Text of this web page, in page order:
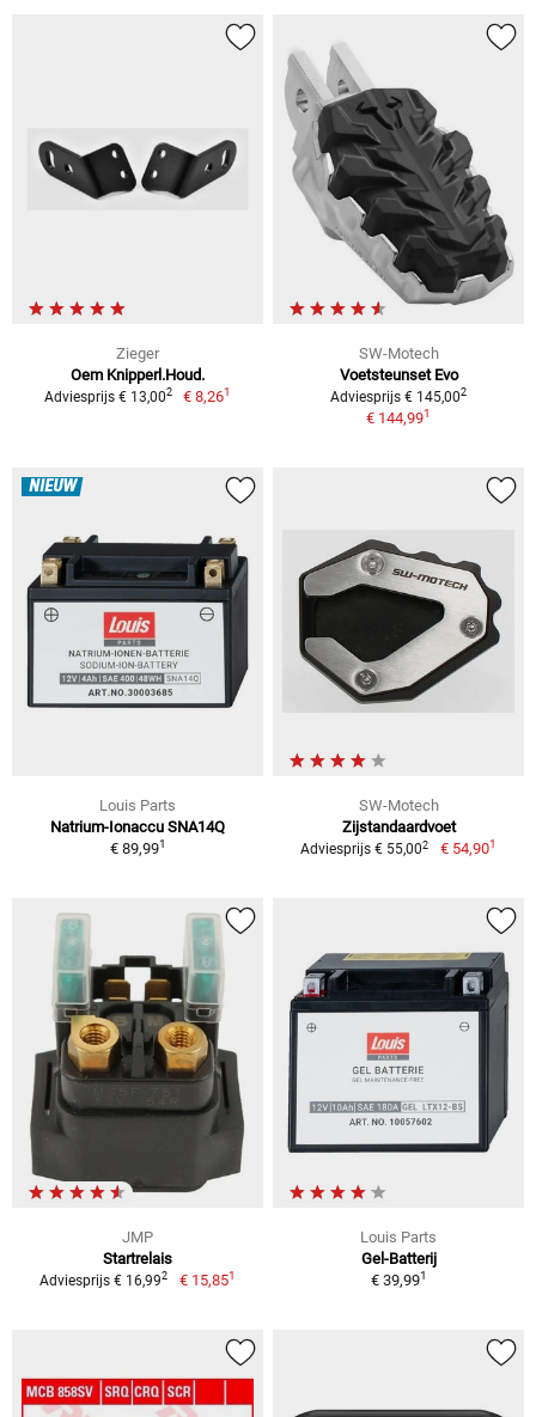
Zieger
Oem Knipperl.Houd.
Adviesprijs € 13,002 € 8,261
SW-Motech
Voetsteunset Evo
Adviesprijs € 145,002
€ 144,991
NIEUW
Louis Parts
Natrium-Ionaccu SNA14Q
€ 89,991
SW-Motech
Zijstandaardvoet
Adviesprijs € 55,002 € 54,901
JMP
Startrelais
Adviesprijs € 16,992 € 15,851
Louis Parts
Gel-Batterij
€ 39,991